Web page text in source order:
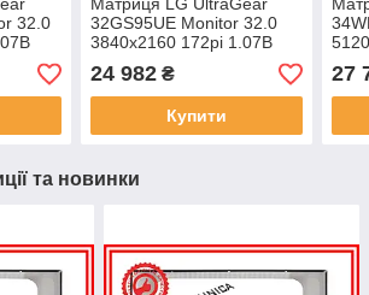
32.0
m² для
32GS95UE Monitor 32.0
3840x2160 172pi 1.07B
97% DCI-P3 275 cd/m² для
ноутбука
24 982₴
Купити
27
та новинки